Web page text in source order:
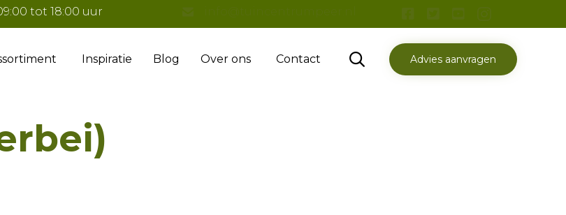
tot 18:00 uur
Skip
Inspiratie Blog Over ons Contact  Advies aanvragen